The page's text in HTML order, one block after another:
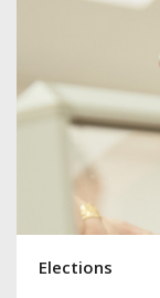
Elections